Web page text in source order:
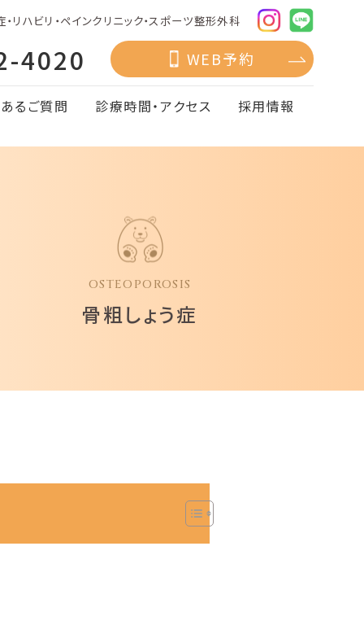
リハビリ・ペインクリニック・スポーツ整形外科
4020 WEB予約
るご質問 診療時間・アクセス 採用情報
OSTEOPOROSIS
骨粗しょう症